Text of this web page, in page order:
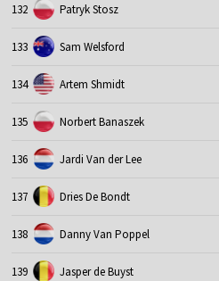
132 Patryk Stosz
133 Sam Welsford
134 Artem Shmidt
135 Norbert Banaszek
136 Jardi Van der Lee
137 Dries De Bondt
138 Danny Van Poppel
139 Jasper de Buyst